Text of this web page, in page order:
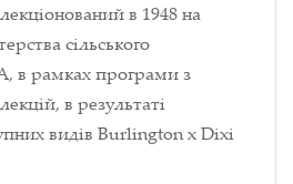
в 1948 на
сільського
в рамках програми з
в результаті
видів Burlington x Dixi